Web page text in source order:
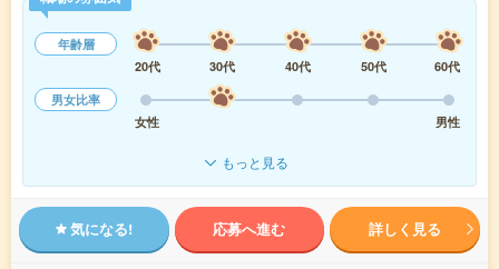
年齢層
20代
30代 40代 50代
60代
男女比率
女性
男性
もっと見る
気になる! 応募へ進む 詳しく見る